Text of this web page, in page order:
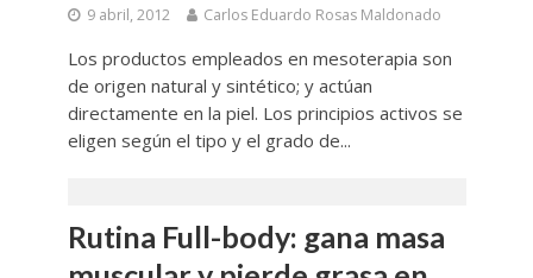
9 abril, 2012 Carlos Eduardo Rosas Maldonado
Los productos empleados en mesoterapia son
de origen natural y sintético; y actúan
directamente en la piel. Los principios activos se
eligen según el tipo y el grado de...
Rutina Full-body: gana masa